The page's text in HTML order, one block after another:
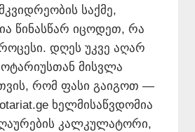
საქმე,
წინასწარ იცოდეთ, რა
დღეს უკვე აღარ
მისვლა
რომ ფასი გაიგოთ —
ხელმისაწვდომია
კალკულატორი,